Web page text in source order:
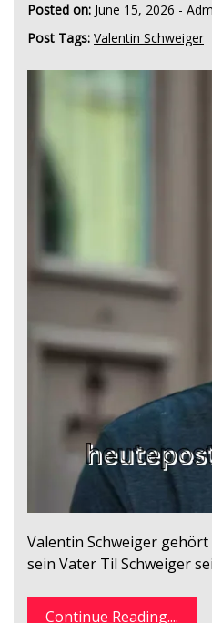
Posted on: June 15, 2026 -
Post Tags: Valentin Schweiger
Valentin Schweiger
sein Vater Til Schweiger
Continue Reading....